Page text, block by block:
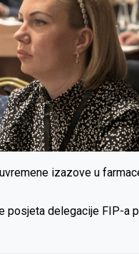
izazove u
posjeta delegacije FIP-a